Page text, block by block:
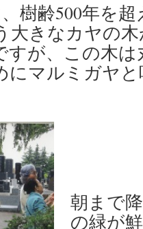
樹齢500年を
大きなカヤの
すが、この木
にマルミガヤ
朝まで
の緑が